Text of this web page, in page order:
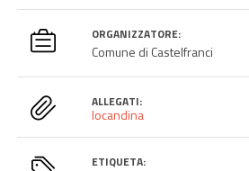
ORGANIZZATORE:
Comune di Castelfranci
ALLEGATI:
locandina
ETIQUETA: